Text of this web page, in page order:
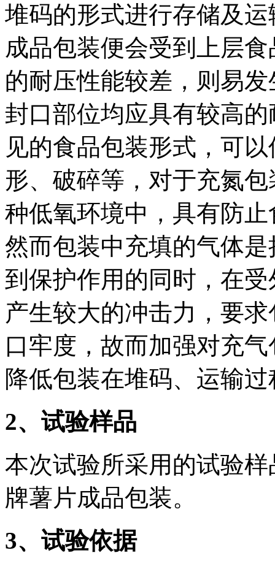
堆码的形式进行存储及
成品包装便会受到上层
的耐压性能较差，则易
封口部位均应具有较高
见的食品包装形式，可
形、破碎等，对于充氮
种低氧环境中，具有防
然而包装中充填的气体
到保护作用的同时，在
产生较大的冲击力，要
口牢度，故而加强对充
降低包装在堆码、运输
2、试验样品
本次试验所采用的试验
牌薯片成品包装。
3、试验依据